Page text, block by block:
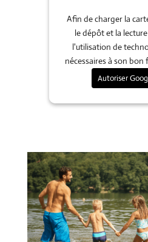
Afin de charger la
le dépôt et la
l'utilisation de
nécessaires à son
Autoriser